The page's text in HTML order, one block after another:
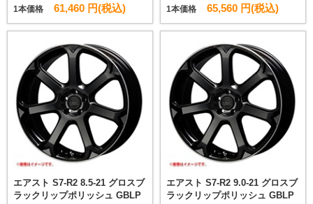
1本価格 61,460 円(税込) 1本価格 65,560 円(税込)
エアスト S7-R2 8.5-21 グロスブ
ラックリップポリッシュ GBLP
エアスト S7-R2 9.0-21 グロスブ
ラックリップポリッシュ GBLP